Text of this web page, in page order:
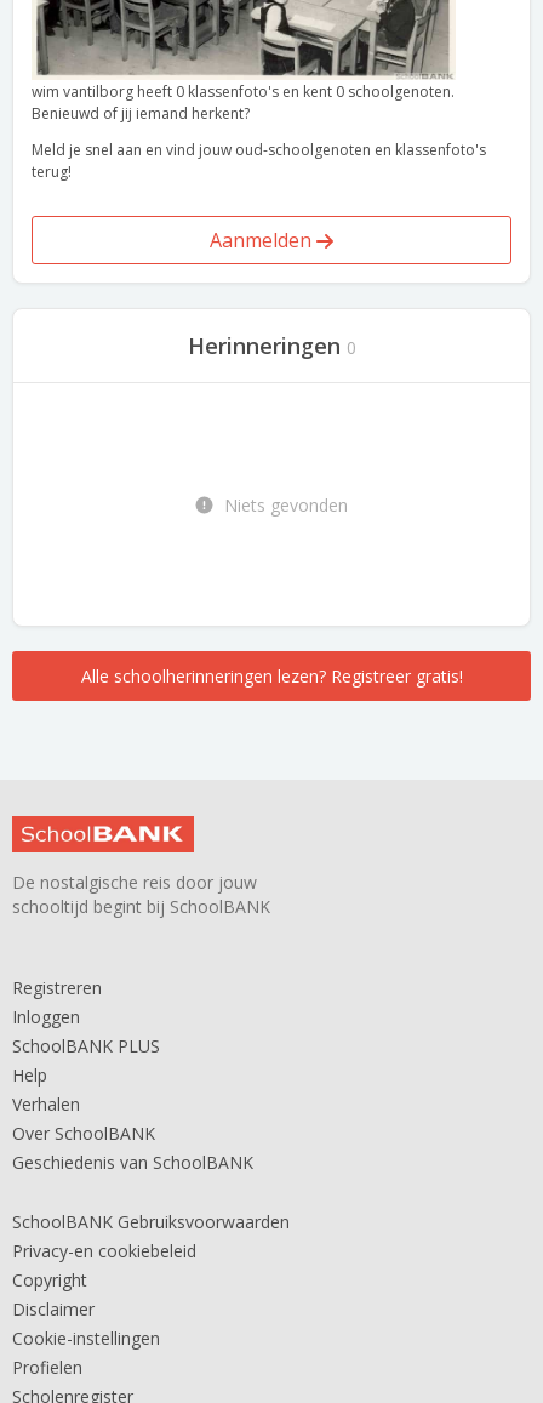
wim vantilborg heeft 0 klassenfoto's en kent 0 schoolgenoten.
Benieuwd of jij iemand herkent?
Meld je snel aan en vind jouw oud-schoolgenoten en klassenfoto's
terug!
Aanmelden
Herinneringen 0
Niets gevonden
Alle schoolherinneringen lezen? Registreer gratis!
De nostalgische reis door jouw
schooltijd begint bij SchoolBANK
Registreren
Inloggen
SchoolBANK PLUS
Help
Verhalen
Over SchoolBANK
Geschiedenis van SchoolBANK
SchoolBANK Gebruiksvoorwaarden
Privacy-en cookiebeleid
Copyright
Disclaimer
Cookie-instellingen
Profielen
Scholenregister